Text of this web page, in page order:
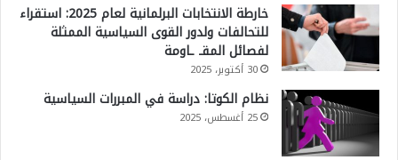
خارطة الانتخابات البرلمانية لعام 2025: استقراء
للتحالفات ولدور القوى السياسية الممثلة
لفصائل المقـ ـاومة
30 أكتوبر، 2025
نظام الكوتا: دراسة في المبررات السياسية
25 أغسطس، 2025